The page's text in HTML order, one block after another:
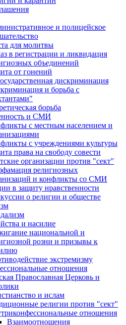
и полицейское
для молитвы
в регистрации и ликвидация
объединений
от гонений
дискриминация
и борьба с
борьба
и СМИ
с местным населением и
с учреждениями культуры
права на свободу совести
организации против "сект"
религиозных
и конфликты со СМИ
в защиту нравственности
о религии и обществе
и насилие
национальной и
розни и призывы к
экстремизму
отношения
Православная Церковь и
и ислам
религии против "сект"
отношения
Взаимоотношения